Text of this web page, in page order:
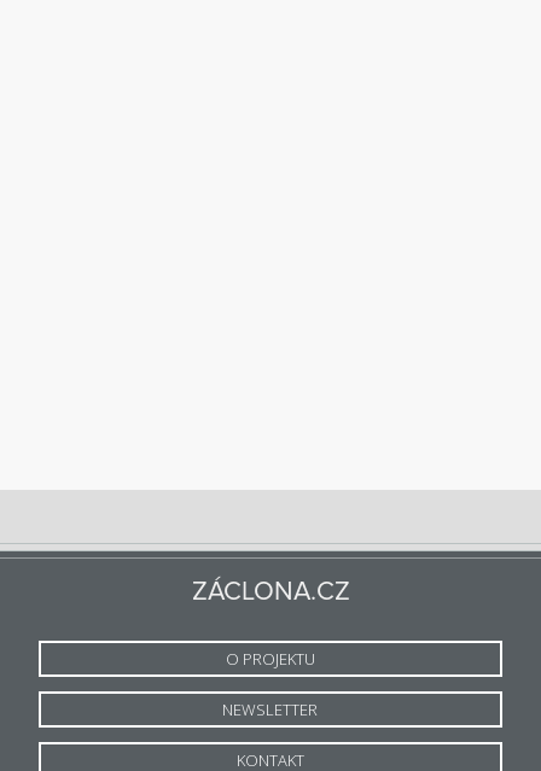
ZÁCLONA.CZ
O PROJEKTU
NEWSLETTER
KONTAKT